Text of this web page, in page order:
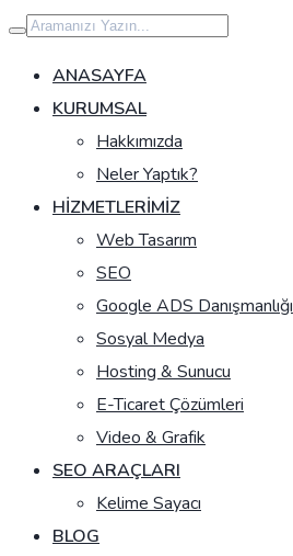
İçeriğe
geç
ANASAYFA
KURUMSAL
Hakkımızda
Neler Yaptık?
HIZMETLERIMIZ
Web Tasarım
SEO
Google ADS Danışmanlığı
Sosyal Medya
Hosting & Sunucu
E-Ticaret Çözümleri
Video & Grafik
SEO ARAÇLARI
Kelime Sayacı
BLOG